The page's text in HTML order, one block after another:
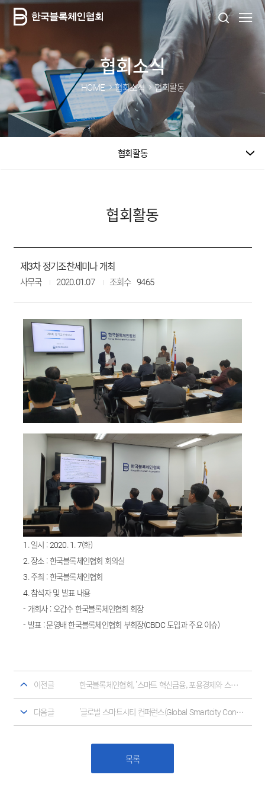
협회소식
HOME 협회소식 협회활동
협회활동
협회활동
제3차 정기조찬세미나 개최
사무국 2020.01.07 조회수 9465
1. 일시 : 2020. 1. 7(화)
2. 장소 : 한국블록체인협회 회의실
3. 주최 : 한국블록체인협회
4. 참석자 및 발표 내용
- 개회사 : 오갑수 한국블록체인협회 회장
- 발표 : 문영배 한국블록체인협회 부회장(CBDC 도입과 주요 이슈)
이전글 한국블록체인협회, '스마트 혁신금융, 포용경제와 스마트 대한민국'(4차산업혁명 시대 금융혁명의 시작) 세미나 참석 및 후원
다음글 '글로벌 스마트시티 컨퍼런스(Global Smartcity Conference) 2019' 참석 및 축사
목록